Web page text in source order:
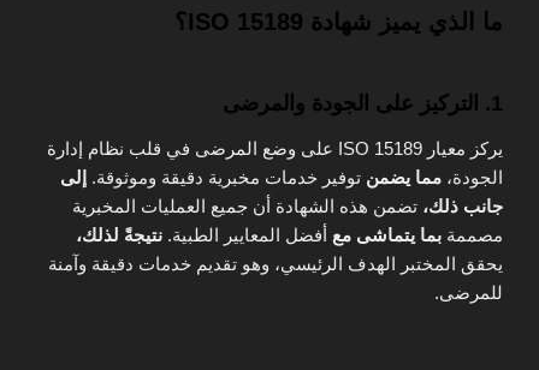
ما الذي يميز شهادة ISO 15189؟
1. التركيز على الجودة والمرضى
يركز معيار ISO 15189 على وضع المرضى في قلب نظام إدارة
الجودة، مما يضمن توفير خدمات مخبرية دقيقة وموثوقة. إلى
جانب ذلك، تضمن هذه الشهادة أن جميع العمليات المخبرية
مصممة بما يتماشى مع أفضل المعايير الطبية. نتيجةً لذلك،
يحقق المختبر الهدف الرئيسي، وهو تقديم خدمات دقيقة وآمنة
للمرضى.